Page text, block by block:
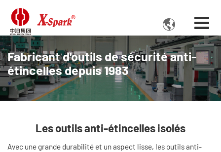

Fabricant d'outils de sécurité anti-
étincelles depuis 1983
Les outils anti-étincelles isolés
Avec une grande durabilité et un aspect lisse, les outils anti-